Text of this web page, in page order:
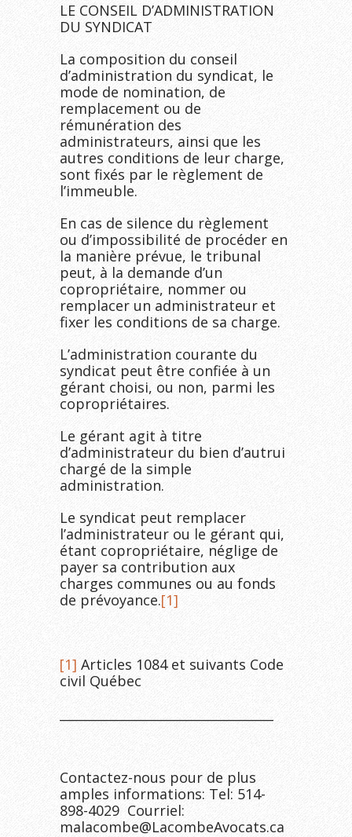
LE CONSEIL D’ADMINISTRATION
DU SYNDICAT
La composition du conseil
d’administration du syndicat, le
mode de nomination, de
remplacement ou de
rémunération des
administrateurs, ainsi que les
autres conditions de leur charge,
sont fixés par le règlement de
l’immeuble.
En cas de silence du règlement
ou d’impossibilité de procéder en
la manière prévue, le tribunal
peut, à la demande d’un
copropriétaire, nommer ou
remplacer un administrateur et
fixer les conditions de sa charge.
L’administration courante du
syndicat peut être confiée à un
gérant choisi, ou non, parmi les
copropriétaires.
Le gérant agit à titre
d’administrateur du bien d’autrui
chargé de la simple
administration.
Le syndicat peut remplacer
l’administrateur ou le gérant qui,
étant copropriétaire, néglige de
payer sa contribution aux
charges communes ou au fonds
de prévoyance.[1]
[1] Articles 1084 et suivants Code
civil Québec
Contactez-nous pour de plus
amples informations: Tel: 514-
898-4029 Courriel:
malacombe@LacombeAvocats.ca